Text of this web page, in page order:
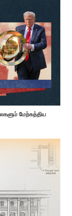
மேற்கத்திய